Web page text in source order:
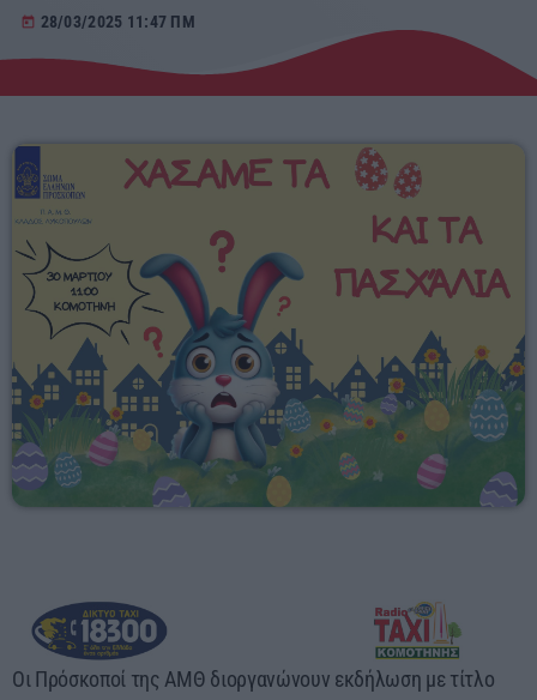
Αθλητικά
Τραγούδια της Θράκης
Επικοινωνία
Προσεχείς
RADIO ERKO
60 λεπτά με τον Παναγιώτη Τσοχλιά
12:00 - 17:00
ERKO.GR
17:00 - 00:00
00:00 - 03:00
today 28/03/2025 11:47 ΠΜ
Οι Πρόσκοποί της ΑΜΘ διοργανώνουν εκδήλωση με τίτλο